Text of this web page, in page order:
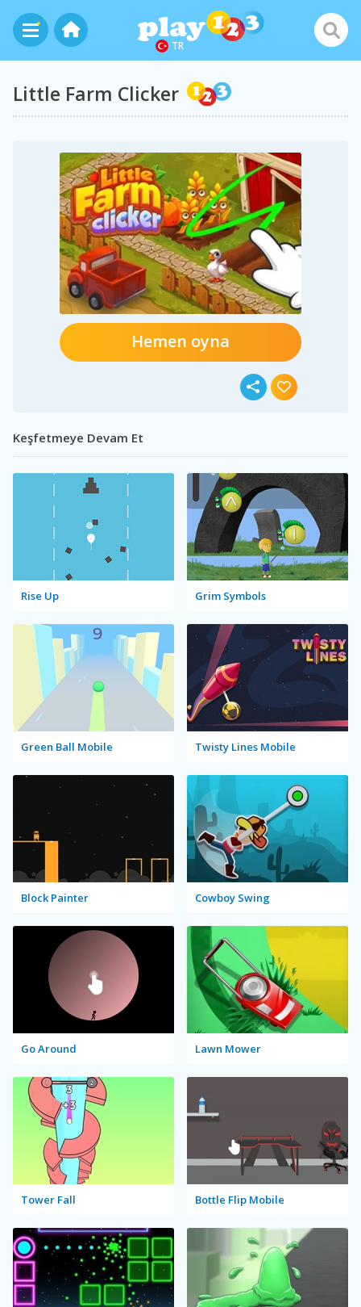
TR
Little Farm Clicker
Hemen oyna
Keşfetmeye Devam Et
Rise Up Grim Symbols
Green Ball Mobile Twisty Lines Mobile
Block Painter Cowboy Swing
Go Around Lawn Mower
Tower Fall Bottle Flip Mobile